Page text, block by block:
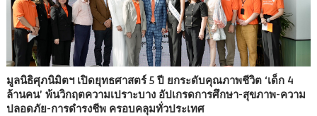
มูลนิธิศุภนิมิตฯ เปิดยุทธศาสตร์ 5 ปี ยกระดับคุณภาพชีวิต ‘เด็ก 4
ล้านคน’ พ้นวิกฤตความเปราะบาง อัปเกรดการศึกษา-สุขภาพ-ความ
ปลอดภัย-การดำรงชีพ ครอบคลุมทั่วประเทศ